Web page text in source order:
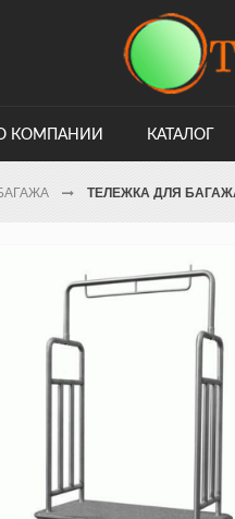
КОМПАНИИ КАТАЛОГ
ТЕЛЕЖКА ДЛЯ